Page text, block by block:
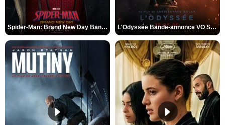
Spider-Man: Brand New Day Bande-annonce VO STFR L'Odyssée Bande-annonce VO STFR